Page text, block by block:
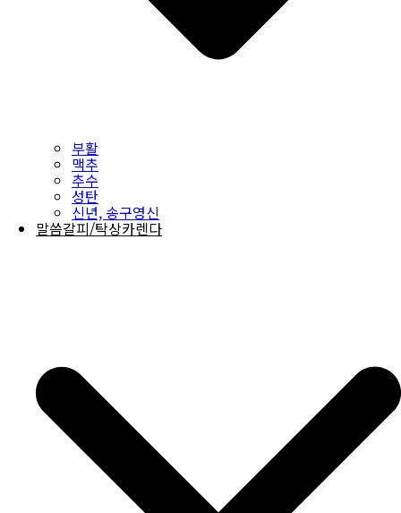
부활
맥추
추수
성탄
신년, 송구영신
말씀갈피/탁상카렌다